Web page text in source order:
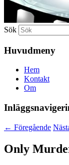
Sök
Huvudmeny
Hem
Kontakt
Om
← Föregående
Only